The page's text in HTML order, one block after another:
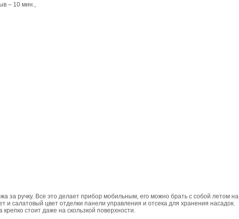
– 10 мин.,
за ручку. Все это делает прибор мобильным, его можно брать с собой летом на
и салатовый цвет отделки панели управления и отсека для хранения насадок.
стоит даже на скользкой поверхности.